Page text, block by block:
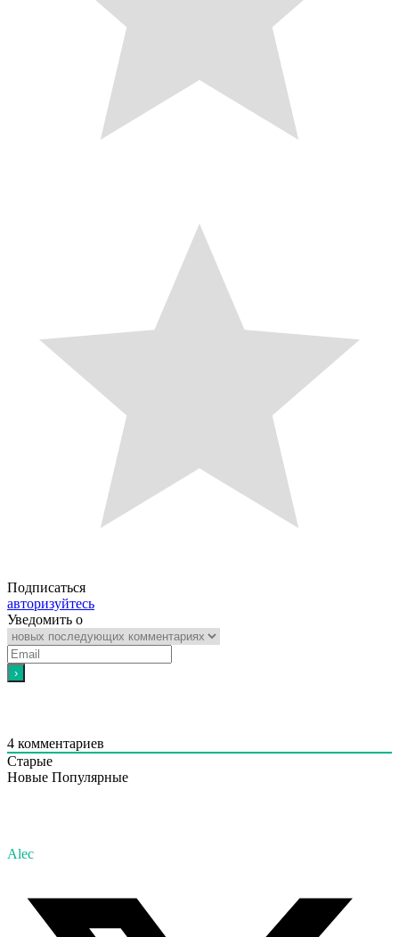
Подписаться
авторизуйтесь
Уведомить о
4 комментариев
Старые
Новые Популярные
Alec